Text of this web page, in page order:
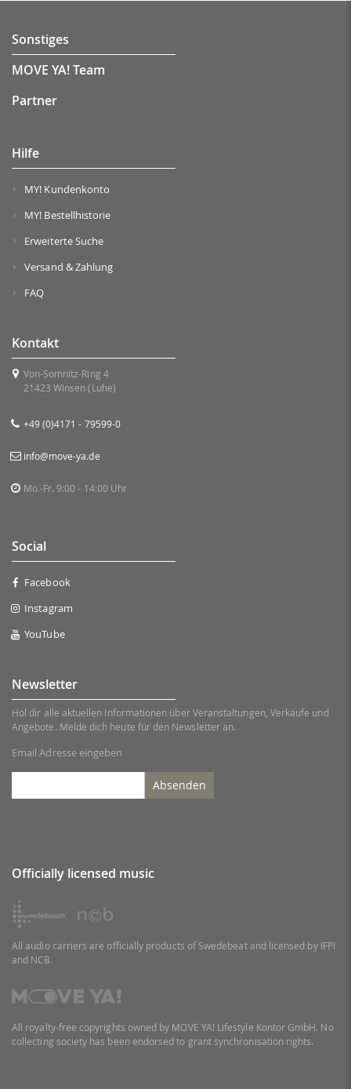
Sonstiges
MOVE YA! Team
Partner
Hilfe
MY! Kundenkonto
MY! Bestellhistorie
Erweiterte Suche
Versand & Zahlung
FAQ
Kontakt
Von-Somnitz-Ring 4
21423 Winsen (Luhe)
+49 (0)4171 - 79599-0
info@move-ya.de
Mo.-Fr. 9:00 - 14:00 Uhr
Social
Facebook
Instagram
YouTube
Newsletter
Hol dir alle aktuellen Informationen über Veranstaltungen, Verkäufe und
Angebote. Melde dich heute für den Newsletter an.
Email Adresse eingeben
Absenden
Officially licensed music
All audio carriers are officially products of Swedebeat and licensed by IFPI
and NCB.
All royalty-free copyrights owned by MOVE YA! Lifestyle Kontor GmbH. No
collecting society has been endorsed to grant synchronisation rights.